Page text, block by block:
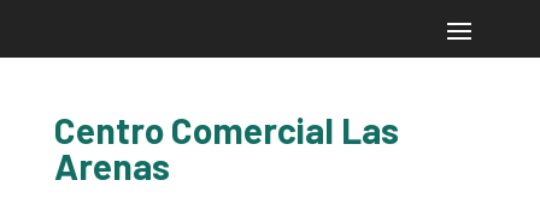
Centro Comercial Las
Arenas